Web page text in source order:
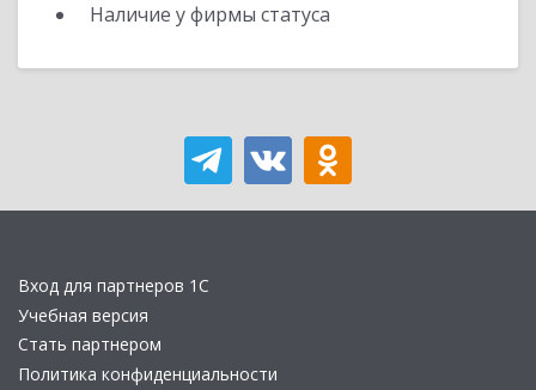
Наличие у фирмы статуса
Вход для партнеров 1С
Учебная версия
Стать партнером
Политика конфиденциальности